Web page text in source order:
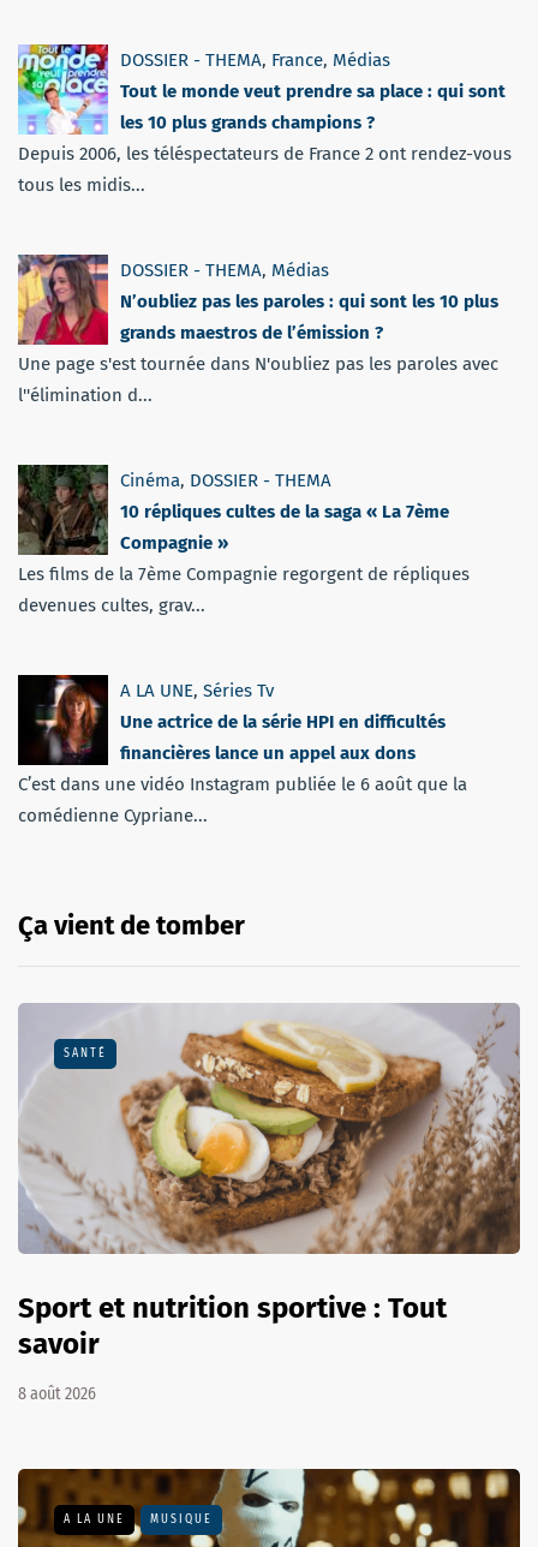
DOSSIER - THEMA, France, Médias
Tout le monde veut prendre sa place : qui sont
les 10 plus grands champions ?
Depuis 2006, les téléspectateurs de France 2 ont rendez-vous
tous les midis...
DOSSIER - THEMA, Médias
N’oubliez pas les paroles : qui sont les 10 plus
grands maestros de l’émission ?
Une page s'est tournée dans N'oubliez pas les paroles avec
l''élimination d...
Cinéma, DOSSIER - THEMA
10 répliques cultes de la saga « La 7ème
Compagnie »
Les films de la 7ème Compagnie regorgent de répliques
devenues cultes, grav...
A LA UNE, Séries Tv
Une actrice de la série HPI en difficultés
financières lance un appel aux dons
C’est dans une vidéo Instagram publiée le 6 août que la
comédienne Cypriane...
Ça vient de tomber
SANTÉ
Sport et nutrition sportive : Tout
savoir
8 août 2026
A LA UNE MUSIQUE